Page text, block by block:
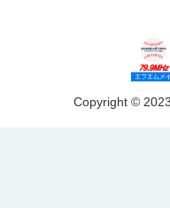
Copyright ©